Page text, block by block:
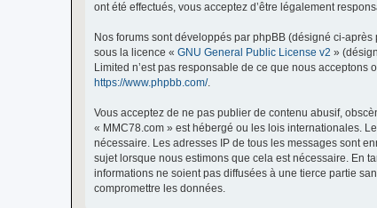
ont été effectués, vous acceptez d’être légalement
Nos forums sont développés par phpBB (désigné ci-
sous la licence « GNU General Public License v2 »
Limited n’est pas responsable de ce que nous
https://www.phpbb.com/.
Vous acceptez de ne pas publier de contenu abusif,
« MMC78.com » est hébergé ou les lois internationales.
nécessaire. Les adresses IP de tous les messages sont
sujet lorsque nous estimons que cela est nécessaire. En
informations ne soient pas diffusées à une tierce partie
compromettre les données.